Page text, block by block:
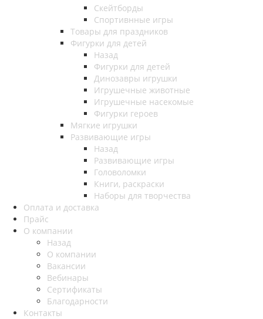
Скейтборды
Спортивнные игры
Товары для праздников
Фигурки для детей
Назад
Фигурки для детей
Динозавры игрушки
Игрушечные животные
Игрушечные насекомые
Фигурки героев
Мягкие игрушки
Развивающие игры
Назад
Развивающие игры
Головоломки
Книги, раскраски
Наборы для творчества
Оплата и доставка
Прайс
О компании
Назад
О компании
Вакансии
Вебинары
Сертификаты
Благодарности
Контакты